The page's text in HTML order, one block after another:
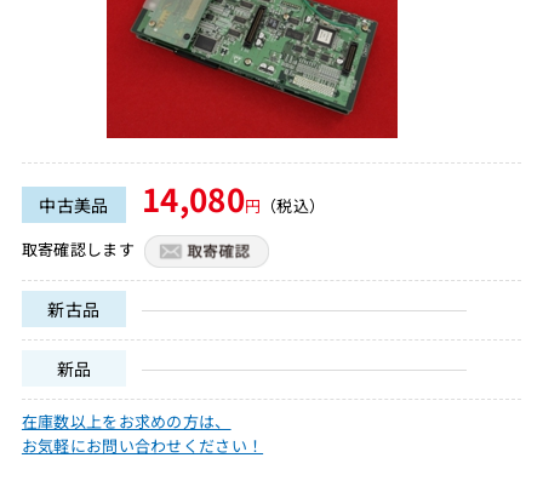
中古美品 14,080円 （税込）
取寄確認します
新古品
新品
在庫数以上をお求めの方は、
お気軽にお問い合わせください！